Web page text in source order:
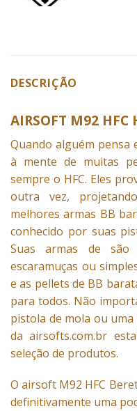
DESCRIÇÃO
AIRSOFT M92 HFC
Quando alguém pensa
à mente de muitas
sempre o HFC. Eles
outra vez,
melhores armas BB
conhecido por suas
Suas armas de são
escaramuças ou
e as pellets de BB
para todos. Não
pistola de mola ou
da airsofts.com.br
seleção de produtos.
O airsoft M92 HFC
definitivamente uma